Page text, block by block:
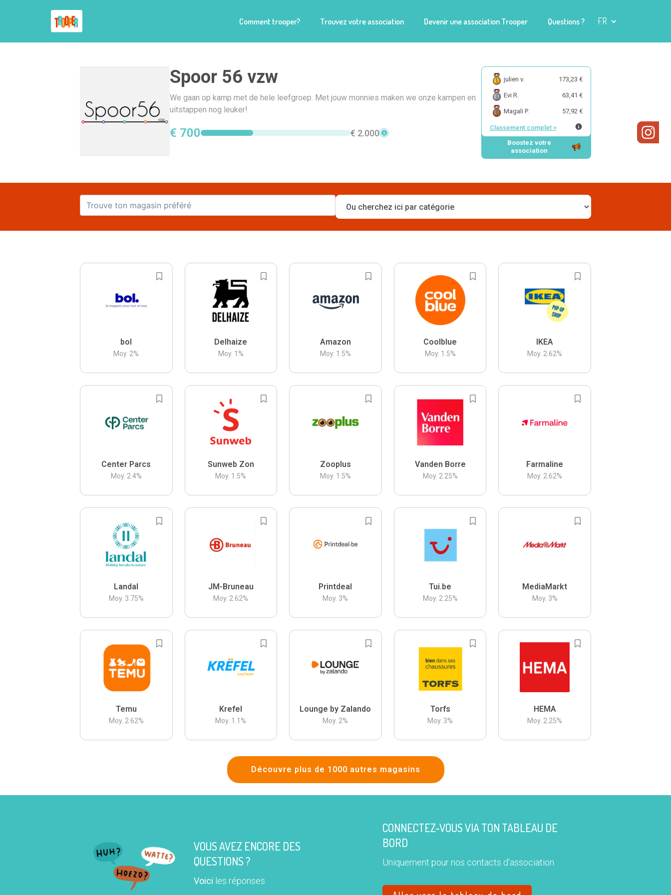
Comment trooper? Trouvez votre association Devenir une association Trooper Questions ? FR
Spoor 56 vzw
We gaan op kamp met de hele leefgroep. Met jouw monnies maken we onze kampen en
uitstappen nog leuker!
€ 700 € 2.000
julien v. 173,23 €
Evi R. 63,41 €
Magali P. 57,92 €
Classement complet >
Boostez votre
association
bol
Moy. 2%
Delhaize
Moy. 1 %
Amazon
Moy. 1.5%
Coolblue
Moy. 1.5%
IKEA
Moy. 2.62%
Center Parcs
Moy. 2.4%
Sunweb Zon
Moy. 1.5%
Zooplus
Moy. 1.5%
Vanden Borre
Moy. 2.25%
Farmaline
Moy. 2.62%
Landal
Moy. 3.75%
JM-Bruneau
Moy. 2.62%
Printdeal
Moy. 3%
Tui.be
Moy. 2.25%
MediaMarkt
Moy. 3%
Temu
Moy. 2.62%
Krefel
Moy. 1.1 %
Lounge by Zalando
Moy. 2%
Torfs
Moy. 3%
HEMA
Moy. 2.25%
Découvre plus de 1000 autres magasins
VOUS AVEZ ENCORE DES
QUESTIONS ?
Voici les réponses
CONNECTEZ-VOUS VIA TON TABLEAU DE
BORD
Uniquement pour nos contacts d'association